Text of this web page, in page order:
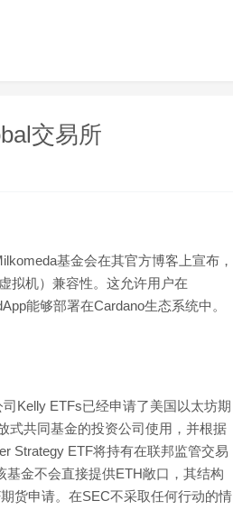
交易所
基金会在其官方博客上宣布，
拟机）兼容性。这允许用户在
能够部署在Cardano生态系统中。
Kelly ETFs已经申请了美国以太坊期
式共同基金的投资公司使用，并根据
Strategy ETF将持有在联邦监管交易
金不会直接提供ETH敞口，其结构
货申请。在SEC不采取任何行动的情